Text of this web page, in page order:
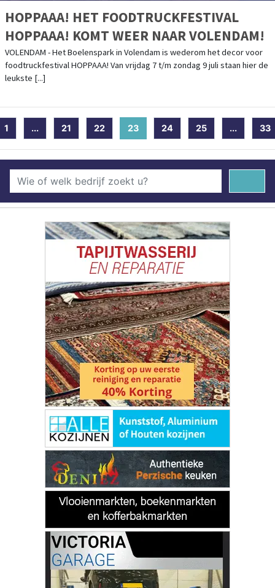
HOPPAAA! HET FOODTRUCKFESTIVAL
HOPPAAA! KOMT WEER NAAR VOLENDAM!
VOLENDAM - Het Boelenspark in Volendam is wederom het decor voor
foodtruckfestival HOPPAAA! Van vrijdag 7 t/m zondag 9 juli staan hier de
leukste [...]
1 ... 21 22 23 (current)
24 25 ... 33